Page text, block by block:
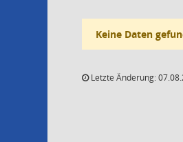
Keine Daten
Letzte Änderung: